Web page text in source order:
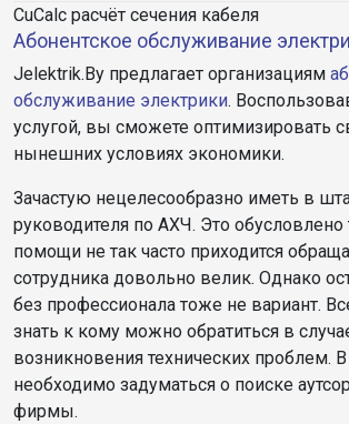
CuCalc расчёт сечения кабеля
Абонентское обслуживание
Jelektrik.By предлагает организациям
обслуживание электрики.
услугой, вы сможете оптимизировать
нынешних условиях экономики.
Зачастую нецелесообразно иметь в
руководителя по АХЧ. Это обусловлено
помощи не так часто приходится
сотрудника довольно велик. Однако
без профессионала тоже не вариант.
знать к кому можно обратиться в
возникновения технических проблем.
необходимо задуматься о поиске
фирмы.